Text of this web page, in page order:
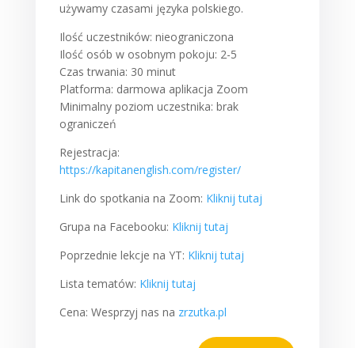
używamy czasami języka polskiego.
Ilość uczestników: nieograniczona
Ilość osób w osobnym pokoju: 2-5
Czas trwania: 30 minut
Platforma: darmowa aplikacja Zoom
Minimalny poziom uczestnika: brak
ograniczeń
Rejestracja:
https://kapitanenglish.com/register/
Link do spotkania na Zoom: Kliknij tutaj
Grupa na Facebooku: Kliknij tutaj
Poprzednie lekcje na YT: Kliknij tutaj
Lista tematów: Kliknij tutaj
Cena: Wesprzyj nas na zrzutka.pl